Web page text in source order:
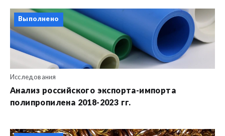
Выполнено
Исследования
Анализ российского экспорта-импорта
полипропилена 2018-2023 гг.